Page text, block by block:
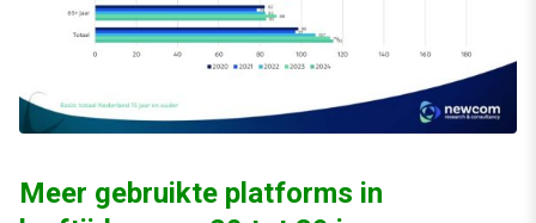
Meer gebruikte platforms in